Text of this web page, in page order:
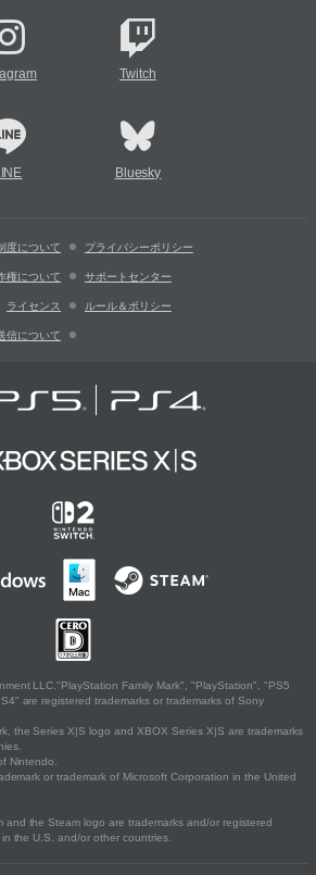
Twitch
Bluesky
度について プライバシーポリシー
権について サポートセンター
ライセンス ルール＆ポリシー
信について
LLC."PlayStation Family Mark", "PlayStation", "PS5
are registered trademarks or trademarks of Sony
the Series X|S logo and XBOX Series X|S are trademarks
Nintendo.
or trademark of Microsoft Corporation in the United
the Steam logo are trademarks and/or registered
the U.S. and/or other countries.